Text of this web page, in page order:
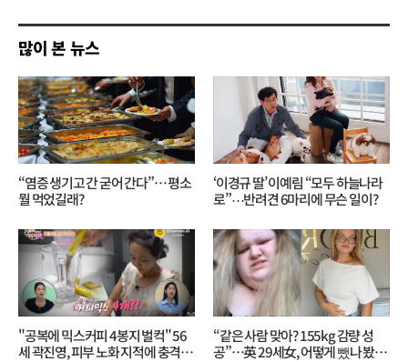
기
많이 본 뉴스
“염증 생기고 간 굳어 간다”… 평소
뭘 먹었길래?
‘이경규 딸’ 이예림 “모두 하늘나라
로”⋯반려견 6마리에 무슨 일이?
"공복에 믹스커피 4봉지 벌컥" 56
세 곽진영, 피부 노화 지적에 충격…
“같은 사람 맞아? 155kg 감량 성
공”…英 29세女, 어떻게 뺐나 봤더